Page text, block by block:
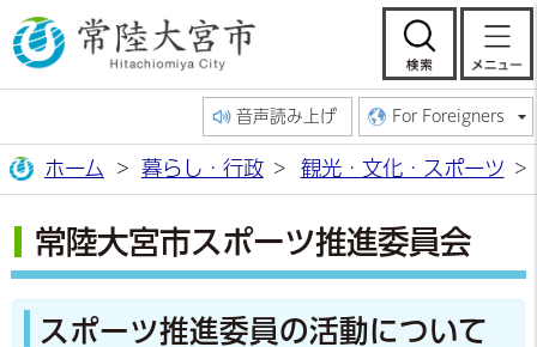
常陸大宮市公
検
音声読み上げ For Foreigners
ホーム 暮らし・行政 観光・文化・スポーツ
常陸大宮市スポーツ推進委員会
スポーツ推進委員の活動について